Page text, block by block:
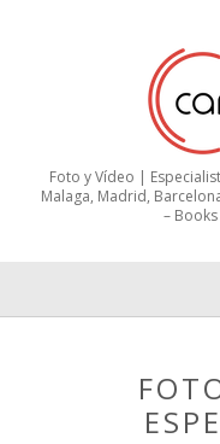
Foto y Vídeo |
Malaga, Madrid,
–